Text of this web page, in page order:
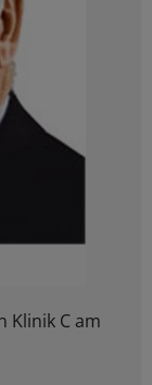
Klinik C am